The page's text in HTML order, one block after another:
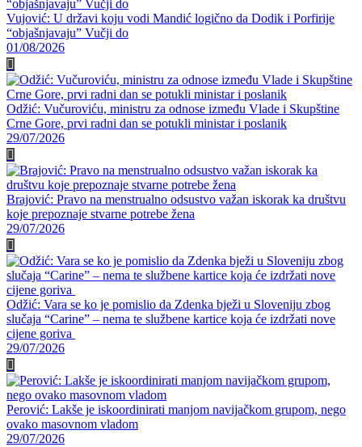
Vujović: U državi koju vodi Mandić logično da Dodik i Porfirije
“objašnjavaju” Vučji do
01/08/2026
Odžić: Vučuroviću, ministru za odnose između Vlade i Skupštine
Crne Gore, prvi radni dan se potukli ministar i poslanik
29/07/2026
Brajović: Pravo na menstrualno odsustvo važan iskorak ka društvu
koje prepoznaje stvarne potrebe žena
29/07/2026
Odžić: Vara se ko je pomislio da Zdenka bježi u Sloveniju zbog
slučaja “Carine” – nema te službene kartice koja će izdržati nove
cijene goriva
29/07/2026
Perović: Lakše je iskoordinirati manjom navijačkom grupom, nego
ovako masovnom vladom
29/07/2026